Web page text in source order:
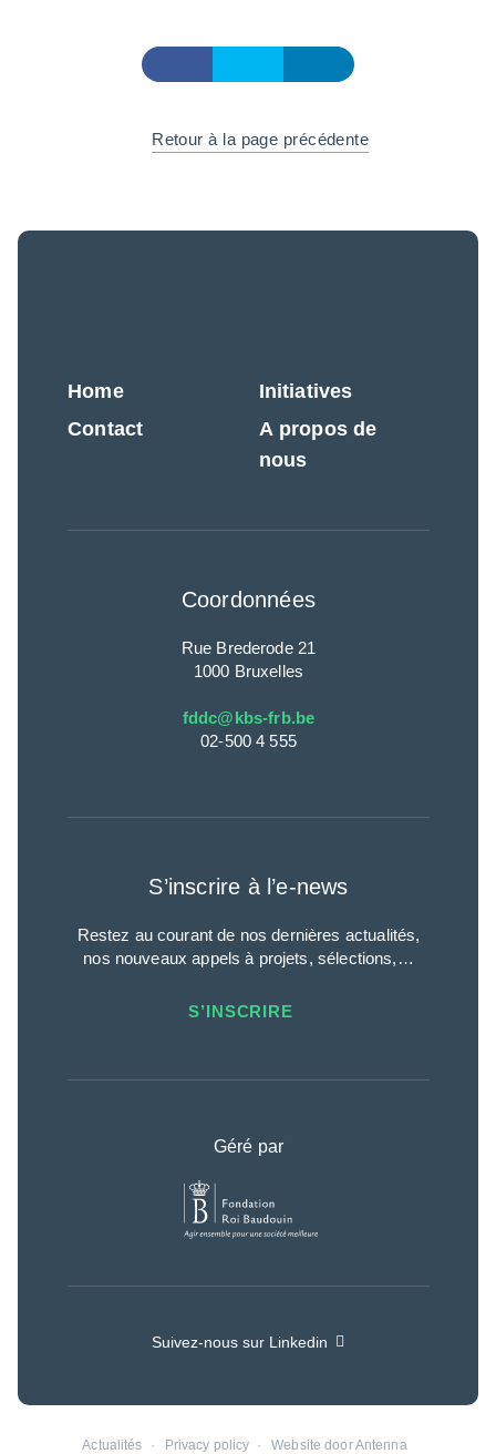
Retour à la page précédente
Home
Contact
Initiatives
A propos de
nous
Coordonnées
Rue Brederode 21
1000 Bruxelles
fddc@kbs-frb.be
02-500 4 555
S’inscrire à l’e-news
Restez au courant de nos dernières actualités,
nos nouveaux appels à projets, sélections,…
S’INSCRIRE
Géré par
Suivez-nous sur Linkedin
Actualités Privacy policy Website door Antenna